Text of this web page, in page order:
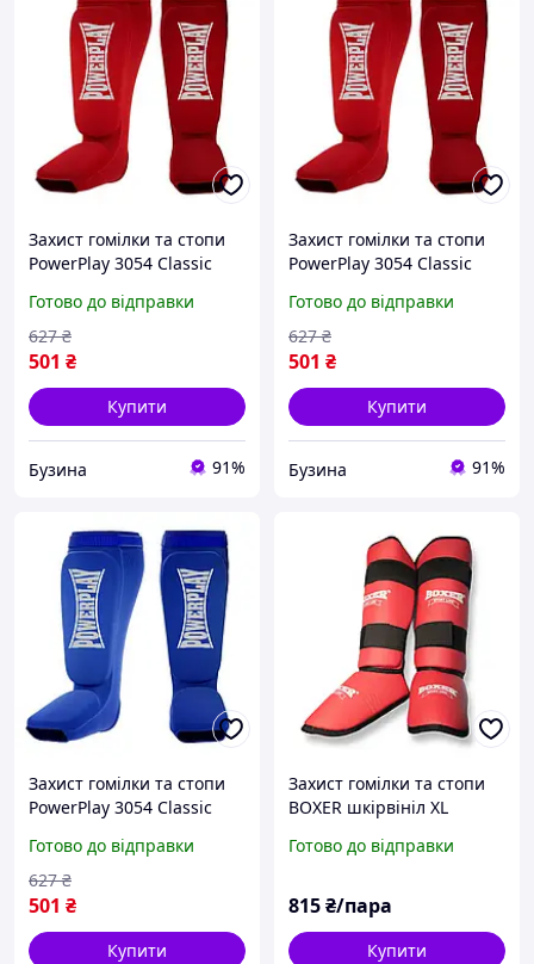
Захист гомілки та стопи
PowerPlay 3054 Classic
Готово до відправки
501 ₴
627 ₴
Купити
Бузина 91%
Захист гомілки та стопи
PowerPlay 3054 Classic
Готово до відправки
501 ₴
627 ₴
Купити
Бузина 91%
Захист гомілки та стопи
PowerPlay 3054 Classic
Готово до відправки
501 ₴
627 ₴
Купити
Захист гомілки та стопи
BOXER шкірвініл XL
Готово до відправки
815₴/пара
Купити